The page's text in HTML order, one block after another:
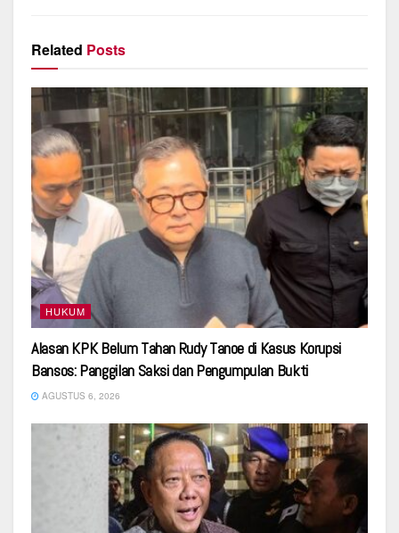
Related Posts
HUKUM
Alasan KPK Belum Tahan Rudy Tanoe di Kasus Korupsi
Bansos: Panggilan Saksi dan Pengumpulan Bukti
AGUSTUS 6, 2026